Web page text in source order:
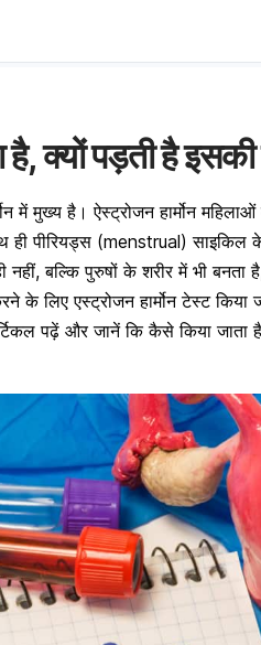
है, क्यों पड़ती है
में मुख्य है। ऐस्ट्रोजन हार्मोन
ही पीरियड्स (menstrual) साइकिल
नहीं, बल्कि पुरुषों के शरीर में भी
के लिए एस्ट्रोजन हार्मोन टेस्ट
पढ़ें और जानें कि कैसे किया जाता है